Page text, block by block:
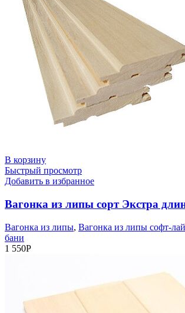
В корзину
Быстрый просмотр
Добавить в избранное
Вагонка из липы сорт Экстра
Вагонка из липы, Вагонка из липы софт-
бани
1 550Р